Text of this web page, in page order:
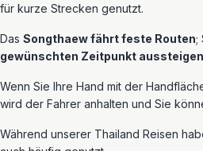
für kurze Strecken genutzt.
Das Songthaew fährt feste Routen;
gewünschten Zeitpunkt aussteigen
Wenn Sie Ihre Hand mit der
wird der Fahrer anhalten und Sie
Während unserer Thailand Reisen